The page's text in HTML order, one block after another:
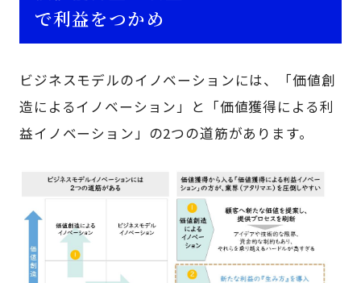
で利益をつかめ
ビジネスモデルのイノベーションには、「価値創
造によるイノベーション」と「価値獲得による利
益イノベーション」の2つの道筋があります。